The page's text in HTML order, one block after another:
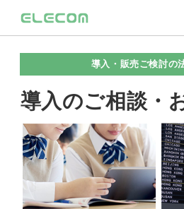
導入・販売ご検討の
導入のご相談・